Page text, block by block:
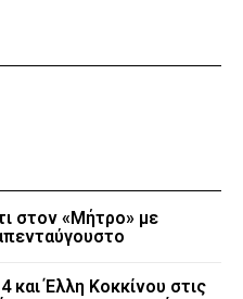
στον «Μήτρο» με
και Έλλη Κοκκίνου στις